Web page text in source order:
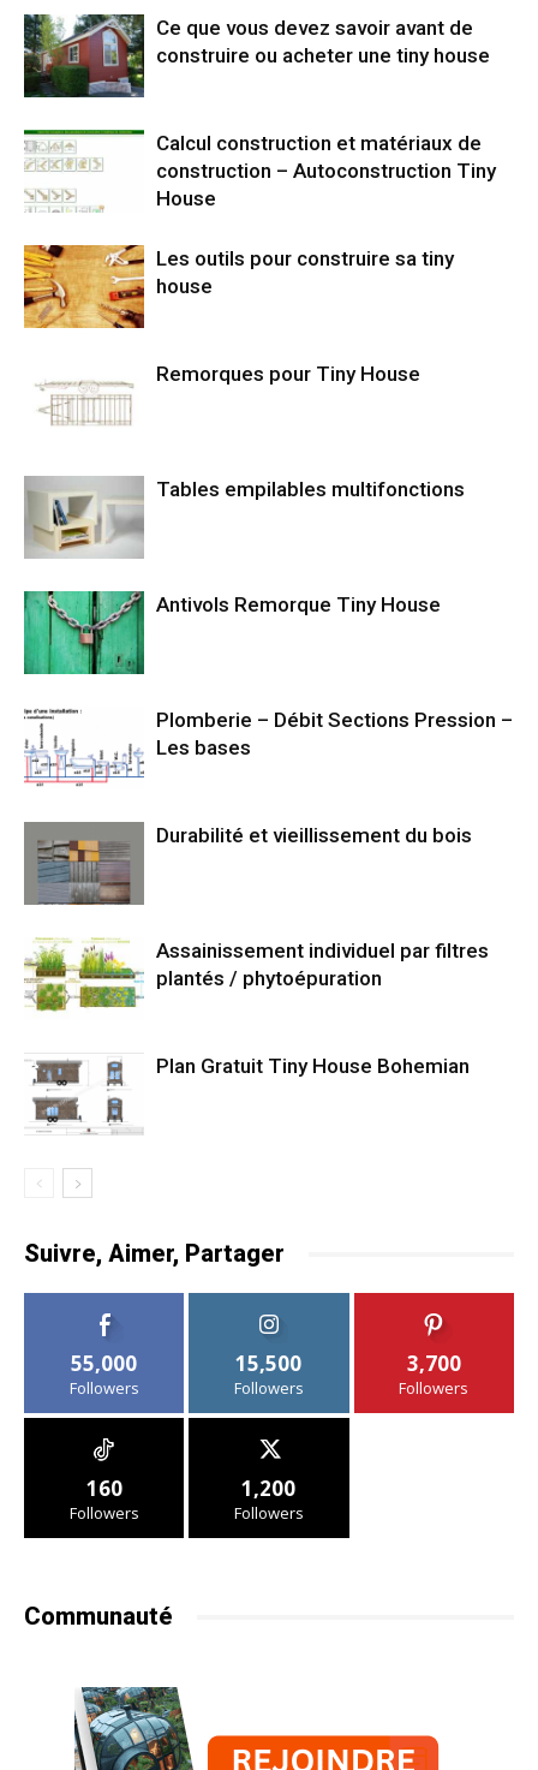
Ce que vous devez savoir avant de
construire ou acheter une tiny house
Calcul construction et matériaux de
construction – Autoconstruction Tiny
House
Les outils pour construire sa tiny
house
Remorques pour Tiny House
Tables empilables multifonctions
Antivols Remorque Tiny House
Plomberie – Débit Sections Pression –
Les bases
Durabilité et vieillissement du bois
Assainissement individuel par filtres
plantés / phytoépuration
Plan Gratuit Tiny House Bohemian
Suivre, Aimer, Partager
55,000
Followers
15,500
Followers
3,700
Followers
160
Followers
1,200
Followers
Communauté